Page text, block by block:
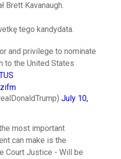
Brett Kavanaugh.
tego kandydata.
and privilege to nominate
to the United States
July 10,
most important
can make is the
Court Justice - Will be